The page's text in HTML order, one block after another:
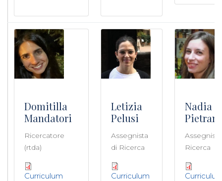
Domitilla
Mandatori
Ricercatore
(rtda)
Curriculum
Letizia
Pelusi
Assegnista
di Ricerca
Curriculum
Nadia
Ricerca